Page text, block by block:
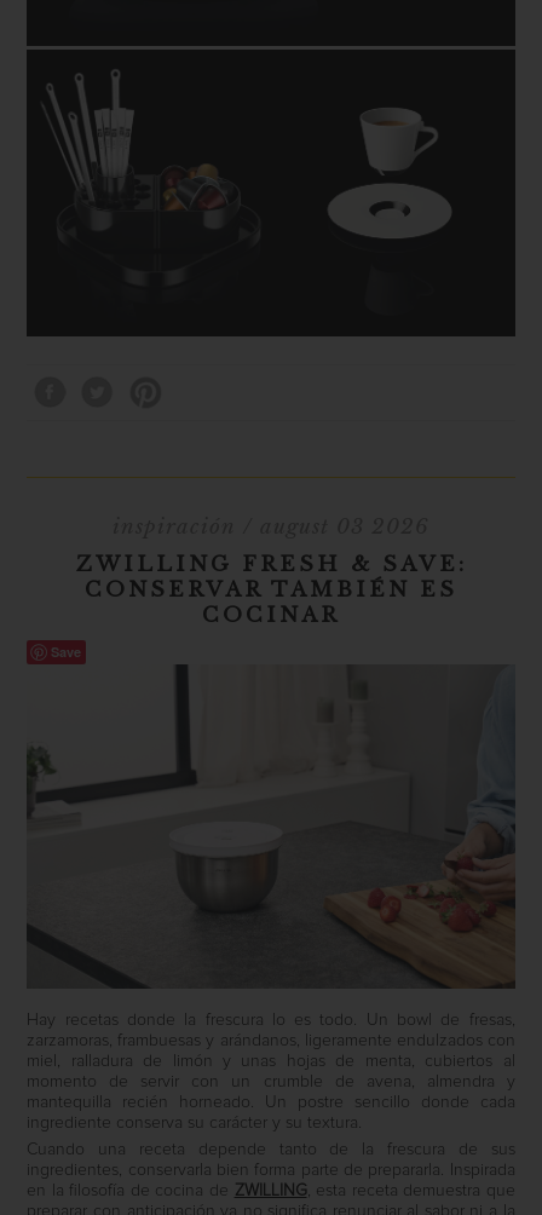
ZWILLING FRESH & SAVE:
CONSERVAR TAMBIÉN ES
COCINAR
Save
Hay recetas donde la frescura lo es todo. Un bowl de fresas,
zarzamoras, frambuesas y arándanos, ligeramente endulzados con
miel, ralladura de limón y unas hojas de menta, cubiertos al
momento de servir con un crumble de avena, almendra y
mantequilla recién horneado. Un postre sencillo donde cada
ingrediente conserva su carácter y su textura.
Cuando una receta depende tanto de la frescura de sus
ingredientes, conservarla bien forma parte de prepararla. Inspirada
en la filosofía de cocina de ZWILLING, esta receta demuestra que
preparar con anticipación ya no significa renunciar al sabor ni a la